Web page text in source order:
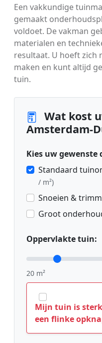
Een vakkundige
gemaakt
voldoet. De vakman
materialen en
resultaat. U hoeft zich
maken en kunt altijd
tuin.
Wat kost
Amsterdam-
Kies uw gewenste
Standaard
/ m²)
Snoeien &
Groot
Oppervlakte tuin:
20 m²
Mijn tuin is
een flinke